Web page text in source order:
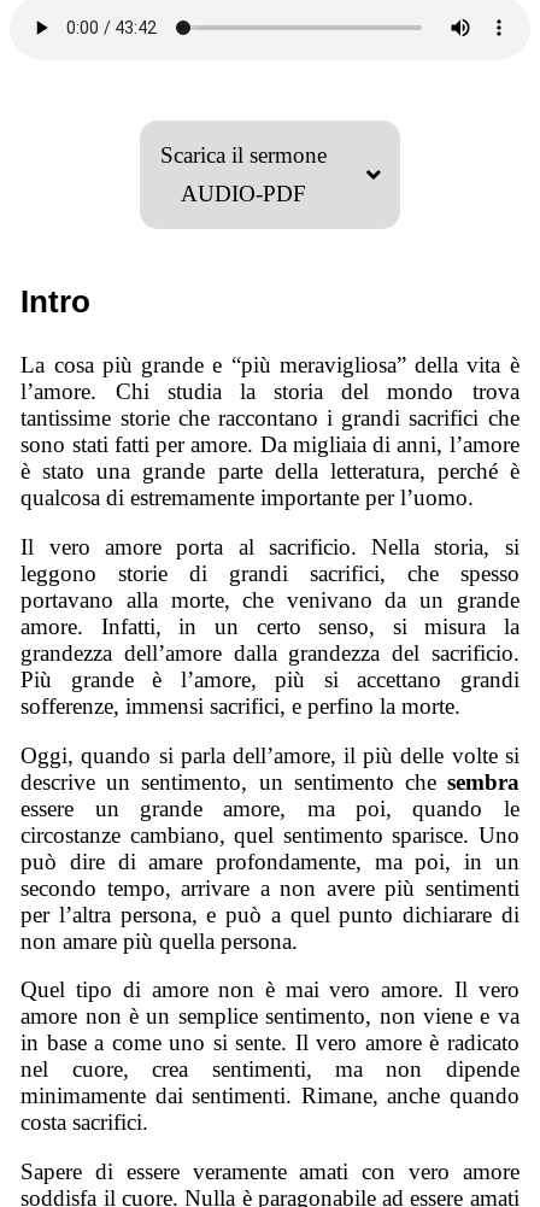
Scarica il sermone
AUDIO-PDF
Intro
La cosa più grande e “più meravigliosa” della vita è
l’amore. Chi studia la storia del mondo trova
tantissime storie che raccontano i grandi sacrifici che
sono stati fatti per amore. Da migliaia di anni, l’amore
è stato una grande parte della letteratura, perché è
qualcosa di estremamente importante per l’uomo.
Il vero amore porta al sacrificio. Nella storia, si
leggono storie di grandi sacrifici, che spesso
portavano alla morte, che venivano da un grande
amore. Infatti, in un certo senso, si misura la
grandezza dell’amore dalla grandezza del sacrificio.
Più grande è l’amore, più si accettano grandi
sofferenze, immensi sacrifici, e perfino la morte.
Oggi, quando si parla dell’amore, il più delle volte si
descrive un sentimento, un sentimento che sembra
essere un grande amore, ma poi, quando le
circostanze cambiano, quel sentimento sparisce. Uno
può dire di amare profondamente, ma poi, in un
secondo tempo, arrivare a non avere più sentimenti
per l’altra persona, e può a quel punto dichiarare di
non amare più quella persona.
Quel tipo di amore non è mai vero amore. Il vero
amore non è un semplice sentimento, non viene e va
in base a come uno si sente. Il vero amore è radicato
nel cuore, crea sentimenti, ma non dipende
minimamente dai sentimenti. Rimane, anche quando
costa sacrifici.
Sapere di essere veramente amati con vero amore
soddisfa il cuore. Nulla è paragonabile ad essere amati